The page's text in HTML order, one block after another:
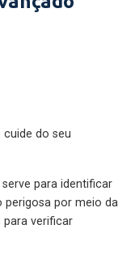
cuide do seu
para identificar
por meio da
para verificar